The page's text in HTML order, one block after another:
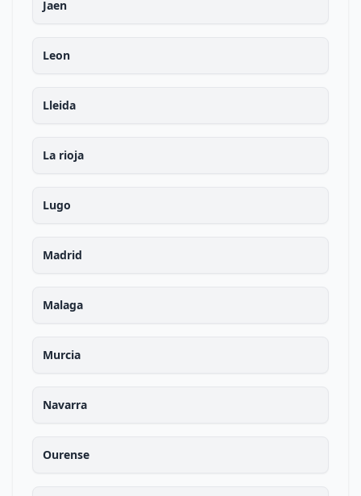
Jaen
Leon
Lleida
La rioja
Lugo
Madrid
Malaga
Murcia
Navarra
Ourense